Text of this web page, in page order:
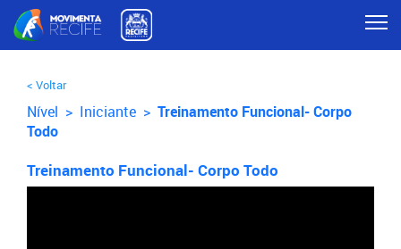
< Voltar
Nível > Iniciante > Treinamento Funcional- Corpo
Todo
Treinamento Funcional- Corpo Todo